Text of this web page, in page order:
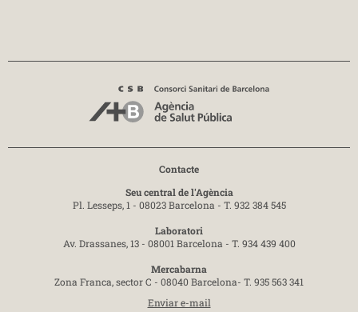
Contacte
Seu central de l'Agència
Pl. Lesseps, 1 - 08023 Barcelona - T. 932 384 545
Laboratori
Av. Drassanes, 13 - 08001 Barcelona - T. 934 439 400
Mercabarna
Zona Franca, sector C - 08040 Barcelona- T. 935 563 341
Enviar e-mail